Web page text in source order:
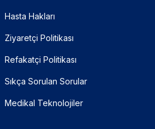
Hasta Hakları
Ziyaretçi Politikası
Refakatçi Politikası
Sıkça Sorulan Sorular
Medikal Teknolojiler